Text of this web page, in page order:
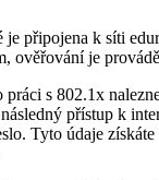
je připojena k síti
ověřování je
s 802.1x
přístup k
Tyto údaje získáte